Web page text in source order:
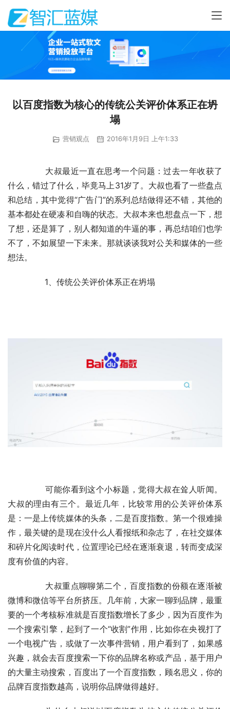
以百度指数为核心的传统公关评价体系正在坍
塌
营销观点 2016年1月9日 上午1:33
什么，错过了什么，毕竟马上31岁了。大叔也看了一些盘点
和总结，其中觉得“广告门”的系列总结做得还不错，其他的
基本都处在硬凑和自嗨的状态。大叔本来也想盘点一下，想
了想，还是算了，别人都知道的牛逼的事，再总结咱们也学
不了，不如展望一下未来。那就谈谈我对公关和媒体的一些
想法。
	　　1、传统公关评价体系正在坍塌
大叔的理由有三个。最近几年，比较常用的公关评价体系
是：一是上传统媒体的头条，二是百度指数。第一个很难操
作，最关键的是现在没什么人看报纸和杂志了，在社交媒体
和碎片化阅读时代，位置理论已经在逐渐衰退，转而变成深
度有价值的内容。
微博和微信等平台所挤压。几年前，大家一聊到品牌，最重
要的一个考核标准就是百度指数增长了多少，因为百度作为
一个搜索引擎，起到了一个“收割”作用，比如你在央视打了
一个电视广告，或做了一次事件营销，用户看到了，如果感
兴趣，就会去百度搜索一下你的品牌名称或产品，基于用户
的大量主动搜索，百度出了一个百度指数，顾名思义，你的
品牌百度指数越高，说明你品牌做得越好。